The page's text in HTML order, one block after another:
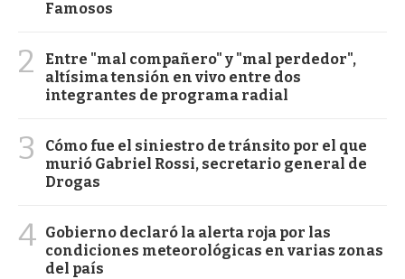
Famosos
2
Entre "mal compañero" y "mal perdedor",
altísima tensión en vivo entre dos
integrantes de programa radial
3
Cómo fue el siniestro de tránsito por el que
murió Gabriel Rossi, secretario general de
Drogas
4 Gobierno declaró la alerta roja por las
condiciones meteorológicas en varias zonas
del país